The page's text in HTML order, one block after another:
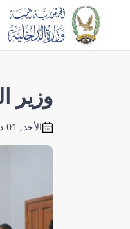
وزير
الأحد, 01 ديسمبر 2024